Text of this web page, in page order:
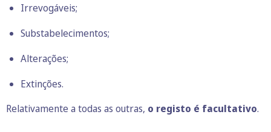
Irrevogáveis;
Substabelecimentos;
Alterações;
Extinções.
Relativamente a todas as outras, o registo é facultativo.